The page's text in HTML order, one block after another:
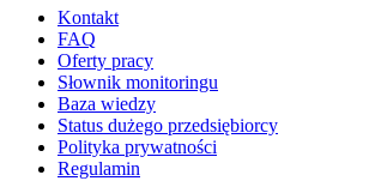
Kontakt
FAQ
Oferty pracy
Słownik monitoringu
Baza wiedzy
Status dużego przedsiębiorcy
Polityka prywatności
Regulamin